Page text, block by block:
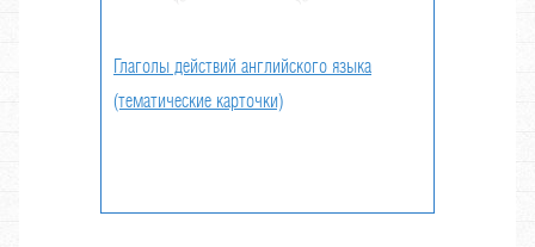
Глаголы действий английского языка
(тематические карточки)